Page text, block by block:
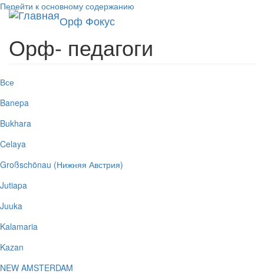
Перейти к основному содержанию
Орф Фокус
Орф- педагоги
Все
Banepa
Bukhara
Celaya
Großschönau (Нижняя Австрия)
Jutiapa
Juuka
Kalamaria
Kazan
NEW AMSTERDAM